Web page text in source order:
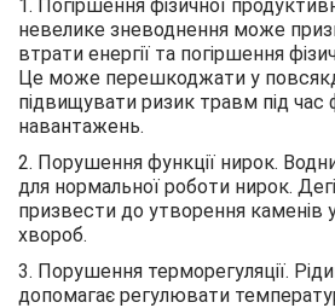
1. Погіршення фізичної
невелике зневоднення може
втрати енергії та погіршення
Це може перешкоджати у
підвищувати ризик травм під час
навантажень.
2. Порушення функції нирок.
для нормальної роботи нирок.
призвести до утворення каменів
хвороб.
3. Порушення терморегуляції.
допомагає регулювати